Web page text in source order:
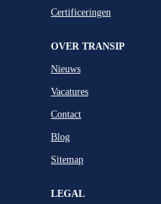
Certificeringen
OVER TRANSIP
Nieuws
Vacatures
Contact
Blog
Sitemap
LEGAL